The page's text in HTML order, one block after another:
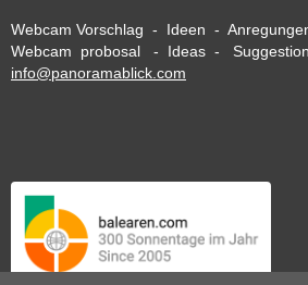
Webcam Vorschlag - Ideen -
Webcam probosal - Ideas -
info@panoramablick.com